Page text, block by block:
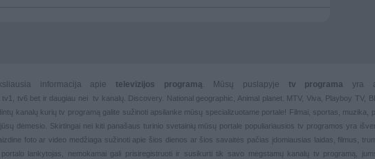
informacija apie televizijos programą. Mūsų puslapyje tv programa
yra
tv1 tv6 bet ir daugiau nei tv kanalų. Discovery. National geographic, Animal planet. MTV, Viva, Playboy TV,
kanalų kurių tv programą galite sužinoti apsilanke mūsų specializuotame portale! Filmai, sportas muzika
dėmesio. Skirtingai nei kiti panašaus turinio svetainių mūsų portale populiariausios tv programos yra
foto ar video medžiaga sužinoti apie šios dienos ar šios savaitės pačias įdomiausias laidas, filmus,
lankytojas, nemokamai gali prisiregistruoti ir susikurti tik savo mėgstamų kanalų
tv programą,